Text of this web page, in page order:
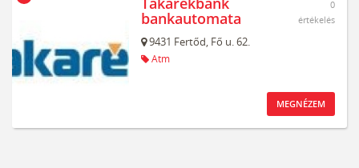
bankautomata
9431 Fertőd, Fő u. 62.
Atm
0
értékelés
MEGNÉZEM